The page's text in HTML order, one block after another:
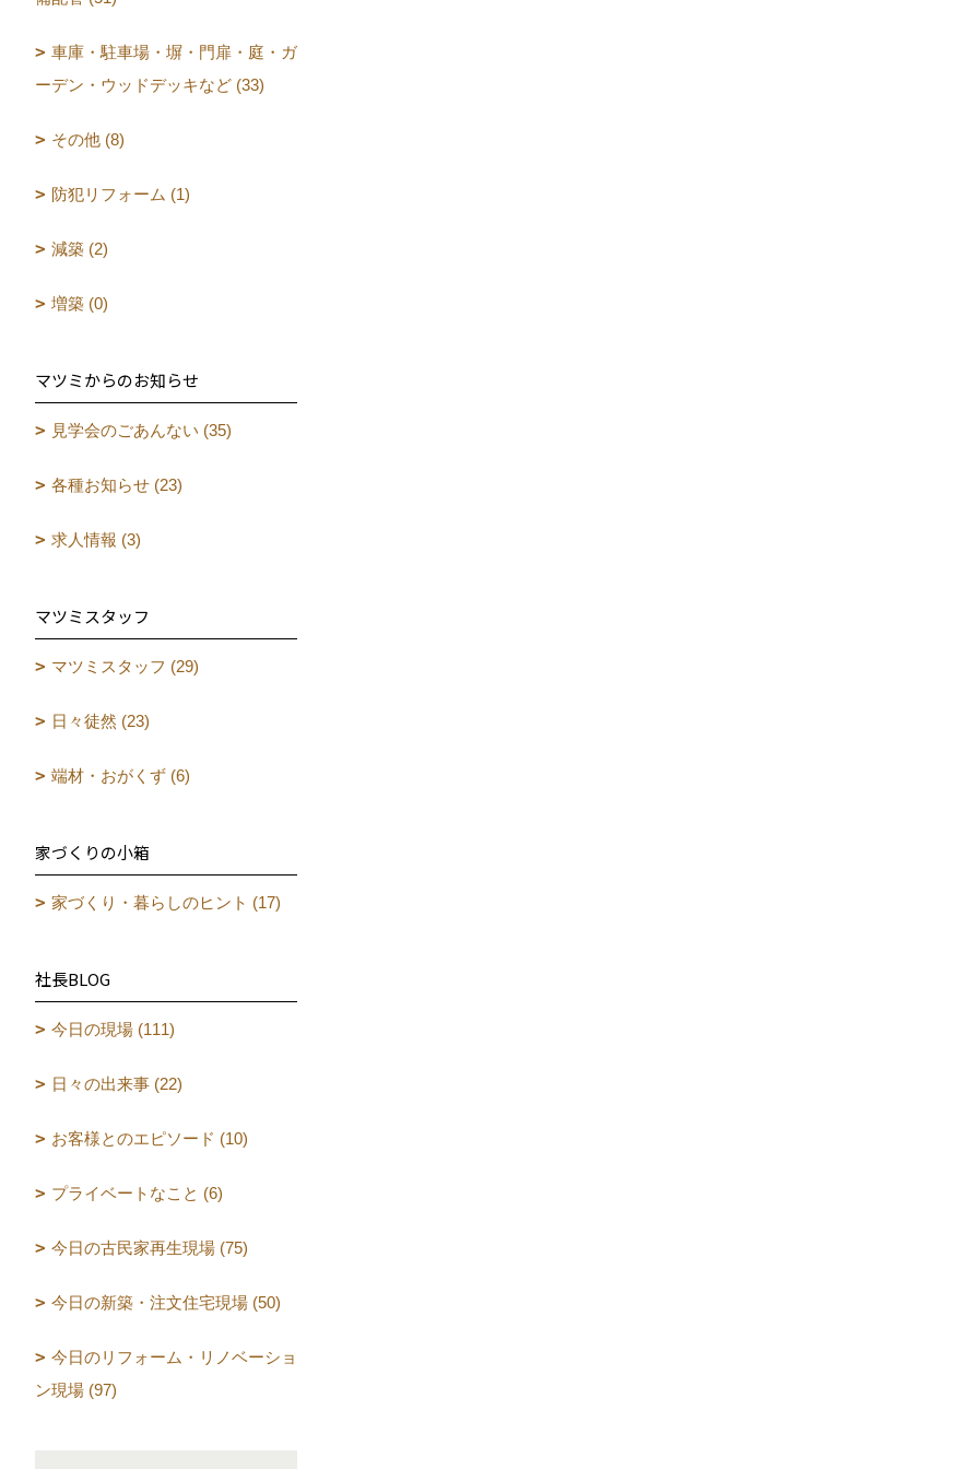
車庫・駐車場・塀・門扉・庭・ガ
ーデン・ウッドデッキなど (33)
その他 (8)
防犯リフォーム (1)
減築 (2)
増築 (0)
マツミからのお知らせ
見学会のごあんない (35)
各種お知らせ (23)
求人情報 (3)
マツミスタッフ
マツミスタッフ (29)
日々徒然 (23)
端材・おがくず (6)
家づくりの小箱
家づくり・暮らしのヒント (17)
社長BLOG
今日の現場 (111)
日々の出来事 (22)
お客様とのエピソード (10)
プライベートなこと (6)
今日の古民家再生現場 (75)
今日の新築・注文住宅現場 (50)
今日のリフォーム・リノベーショ
ン現場 (97)